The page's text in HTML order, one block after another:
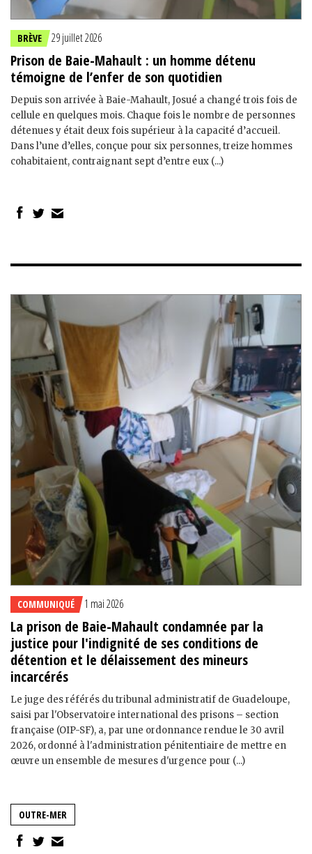
BRÈVE 29 juillet 2026
Prison de Baie-Mahault : un homme détenu
témoigne de l’enfer de son quotidien
Depuis son arrivée à Baie-Mahault, Josué a changé trois fois de
cellule en quelques mois. Chaque fois le nombre de personnes
détenues y était deux fois supérieur à la capacité d’accueil.
Dans l’une d’elles, conçue pour six personnes, treize hommes
cohabitaient, contraignant sept d’entre eux (...)
COMMUNIQUÉ 1 mai 2026
La prison de Baie-Mahault condamnée par la
justice pour l'indignité de ses conditions de
détention et le délaissement des mineurs
incarcérés
Le juge des référés du tribunal administratif de Guadeloupe,
saisi par l'Observatoire international des prisons – section
française (OIP-SF), a, par une ordonnance rendue le 30 avril
2026, ordonné à l'administration pénitentiaire de mettre en
œuvre un ensemble de mesures d'urgence pour (...)
OUTRE-MER